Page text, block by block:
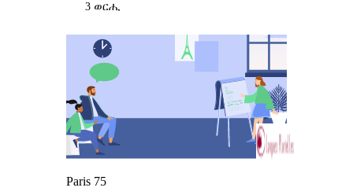
3 ወርሒ
Paris 75